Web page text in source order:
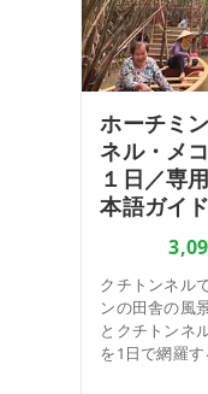
ホーチミ
ネル・メ
１日／専
本語ガイド
クチトンネル
ンの田舎の風
とクチトンネ
を1日で網羅す